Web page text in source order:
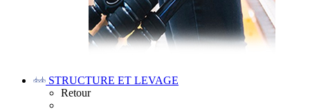
STRUCTURE ET LEVAGE
Retour